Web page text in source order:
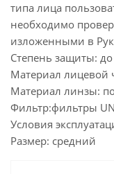
типа лица
необходимо
изложенными в
Степень защиты:
Материал лицевой
Материал линзы:
Фильтр:фильтры
Условия
Размер: средний